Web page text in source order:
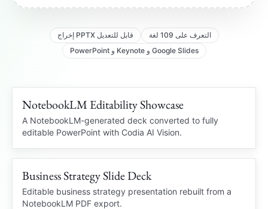
إخراج PPTX قابل للتعديل
التعرف على 109 لغة
PowerPoint و Keynote و Google Slides
NOTEBOOKLM PDF
Locked PDF
Editable PowerPoint
NotebookLM Editability Showcase
A NotebookLM-generated deck converted to fully
editable PowerPoint with Codia AI Vision.
STRATEGY DECK
Market insight
Business Strategy Slide Deck
Editable business strategy presentation rebuilt from a
NotebookLM PDF export.